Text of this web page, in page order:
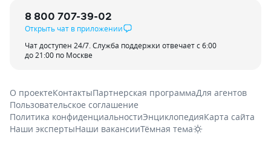
8 800 707-39-02
Открыть чат в приложении
Чат доступен 24/7. Служба поддержки отвечает с 6:00
до 21:00 по Москве
О проектеКонтактыПартнерская программаДля агентов
Пользовательское соглашение
Политика конфиденциальностиЭнциклопедияКарта сайта
Наши экспертыНаши вакансииТёмная тема